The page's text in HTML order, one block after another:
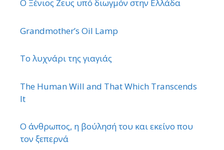
Ο Ξένιος Ζευς υπό διωγμόν στην Ελλάδα
Grandmother’s Oil Lamp
Το λυχνάρι της γιαγιάς
The Human Will and That Which Transcends
It
Ο άνθρωπος, η βούλησή του και εκείνο που
τον ξεπερνά